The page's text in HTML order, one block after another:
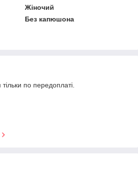
Жіночий
Без капюшона
по передоплаті.